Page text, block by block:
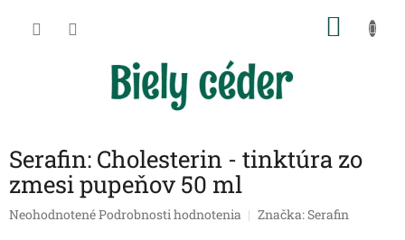
Serafin: Cholesterin - tinktúra zo
zmesi pupeňov 50 ml
Priemerné
NeohodnotenéPodrobnosti hodnotenia Značka:Serafin